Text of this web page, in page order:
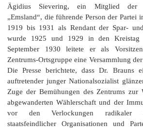
Ägidius Sievering, ein Mitglied der
„Emsland“, die führende Person der Partei
1919 bis 1931 als Rendant der Spar-
wurde 1925 und 1929 in den Kreistag
September 1930 leitete er als
Zentrums-Ortsgruppe eine Versammlung
Die Presse berichtete, dass Dr. Brauns
auftretender junger Nationalsozialist
Zuge der Bemühungen des Zentrums zur
abgewanderten Wählerschaft und der
vor den Verlockungen radikaler
staatsfeindlicher Organisationen und